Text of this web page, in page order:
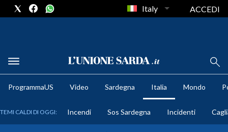
METEO
Italy ACCEDI
ProgrammaUS Video Sardegna Italia Mondo
TEMI CALDI DI OGGI: Incendi Sos Sardegna Incidenti